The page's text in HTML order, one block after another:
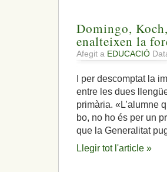
Domingo,
enalteixen la
Afegit a EDUCACIÓ
I per descomptat la
entre les dues
primària. «L’alumne
bo, no ho és per un
que la Generalitat
Llegir tot l'article »